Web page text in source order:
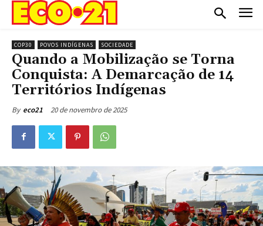
COP30 POVOS INDÍGENAS SOCIEDADE
Quando a Mobilização se Torna
Conquista: A Demarcação de 14
Territórios Indígenas
By eco21 20 de novembro de 2025